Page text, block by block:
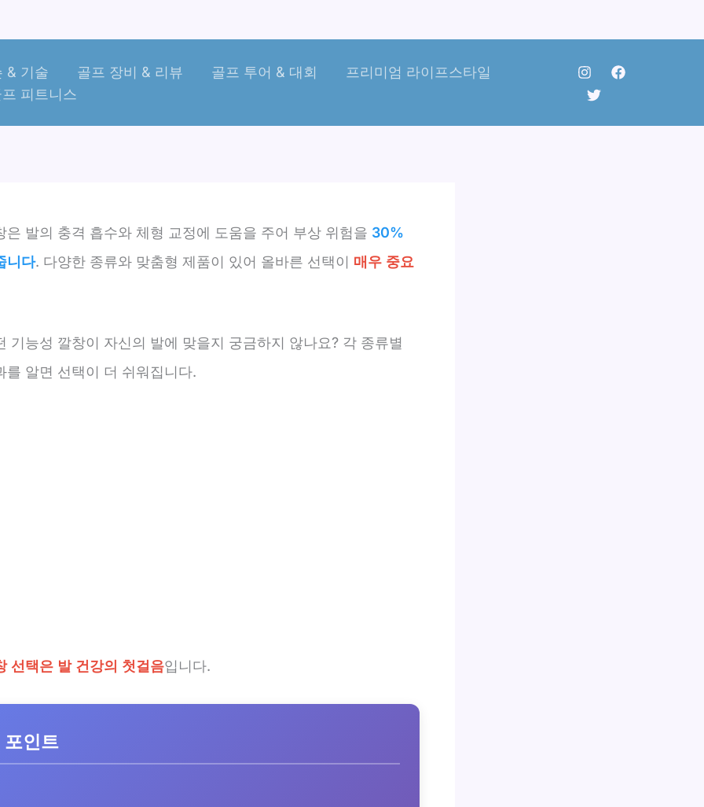
& 기술 골프 장비 & 리뷰 골프 투어 & 대회
프리미엄 라이프스타일
피트니스
은 발의 충격 흡수와 체형 교정에 도움을 주어 부상 위험을 30%
니다. 다양한 종류와 맞춤형 제품이 있어 올바른 선택이 매우 중요
기능성 깔창이 자신의 발에 맞을지 궁금하지 않나요? 각 종류별
를 알면 선택이 더 쉬워집니다.
선택은 발 건강의 첫걸음입니다.
포인트